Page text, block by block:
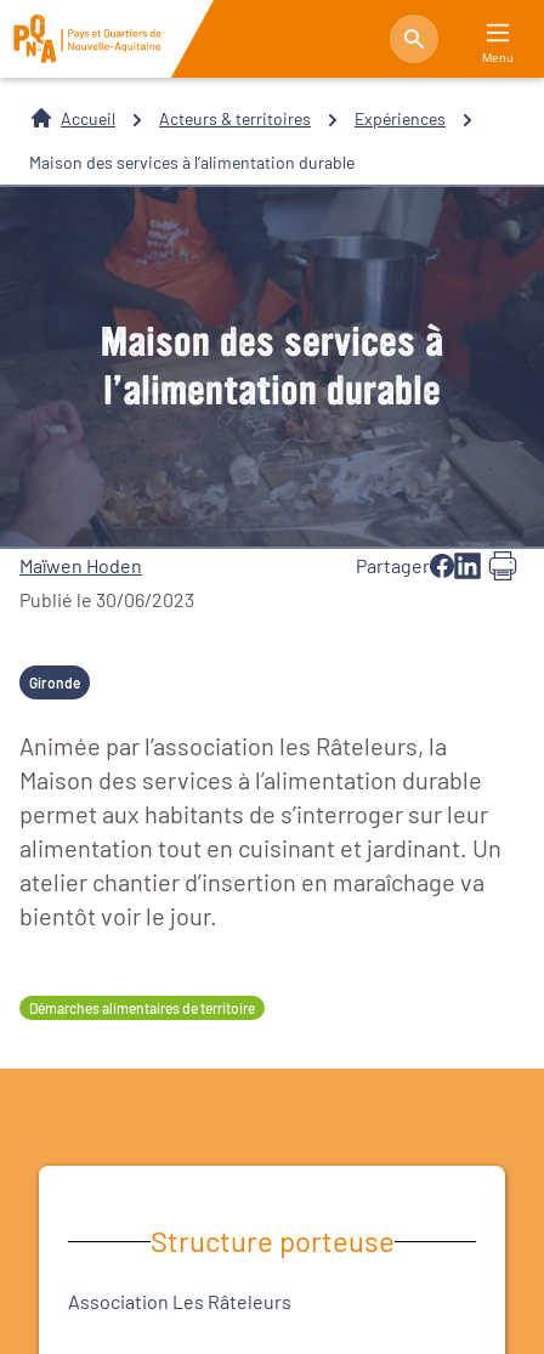
Menu
Accueil Acteurs & territoires Expériences
Maison des services à l’alimentation durable
Maison des services à
l’alimentation durable
Maïwen Hoden
Publié le 30/06/2023
Partager
Gironde
Animée par l’association les Râteleurs, la
Maison des services à l’alimentation durable
permet aux habitants de s’interroger sur leur
alimentation tout en cuisinant et jardinant. Un
atelier chantier d’insertion en maraîchage va
bientôt voir le jour.
Démarches alimentaires de territoire
Structure porteuse
Association Les Râteleurs